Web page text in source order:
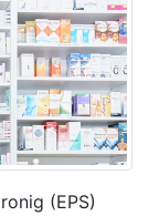
(EPS)